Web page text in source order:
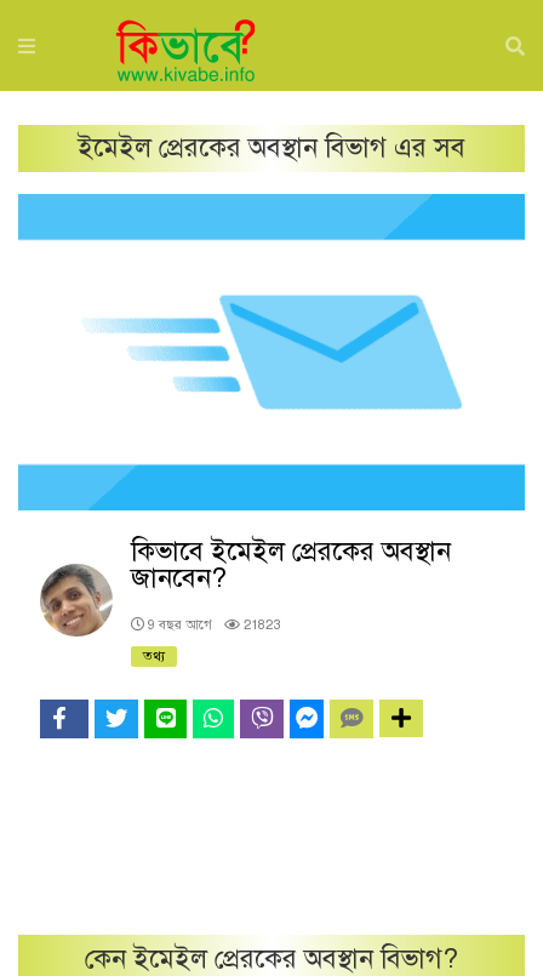
ইমেইল প্রেরকের অবস্থানবিভাগ এর সব
কিভাবে ইমেইল প্রেরকের অবস্থান
জানবেন?
9 বছর আগে
21823
তথ্য
কেনইমেইল প্রেরকের অবস্থানবিভাগ?